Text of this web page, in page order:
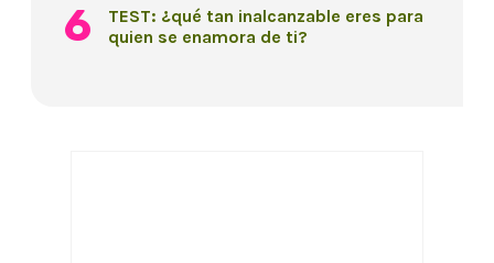
TEST: ¿qué tan inalcanzable eres para
quien se enamora de ti?